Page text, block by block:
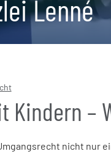
Lenné
Kindern –
nicht